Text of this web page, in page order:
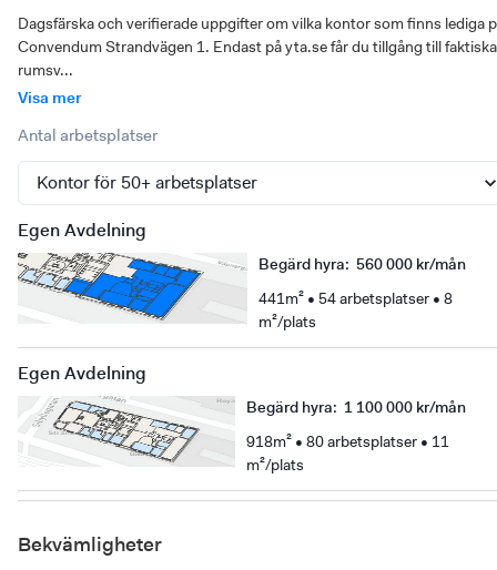
Dagsfärska och verifierade uppgifter om vilka kontor som finns lediga
Convendum Strandvägen 1. Endast på yta.se får du tillgång till faktiska
rumsv...
Visa mer
Antal arbetsplatser
Egen Avdelning
Begärd hyra: 560 000 kr/mån
441m² • 54 arbetsplatser • 8
m²/plats
Egen Avdelning
Begärd hyra: 1 100 000 kr/mån
918m² • 80 arbetsplatser • 11
m²/plats
Bekvämligheter